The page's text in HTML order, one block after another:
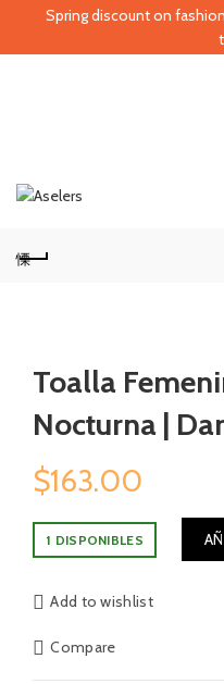
Toalla
Nocturna |
$163.00
1 DISPONIBLES
Add to wishlist
Compare
Spring discount on